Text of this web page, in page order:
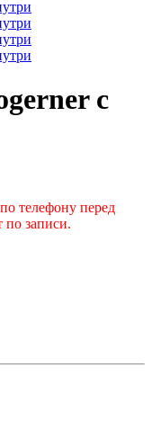
с
телефону перед
записи.